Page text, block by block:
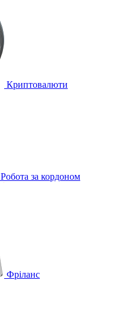
Криптовалюти
Робота за кордоном
Фріланс